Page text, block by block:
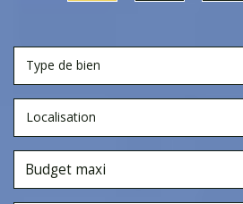
Type de bien
Localisation